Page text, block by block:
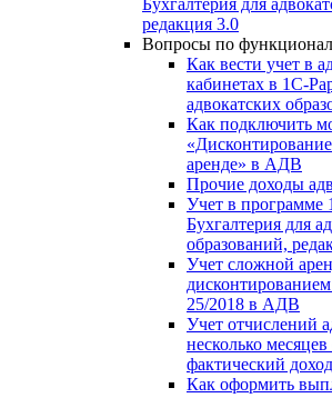
редакция 3.0
Вопросы по
Как вести учет в
кабинетах в 1С-
адвокатских
Как подключить
аренде» в АДВ
Прочие доходы
Учет в программе
Бухгалтерия для
образований,
Учет сложной
25/2018 в АДВ
Учет отчислений
несколько месяцев
фактический доход
Как оформить